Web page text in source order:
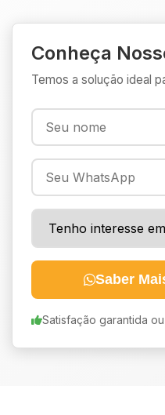
Conheça
Temos a solução ideal
Saber
Satisfação garantida